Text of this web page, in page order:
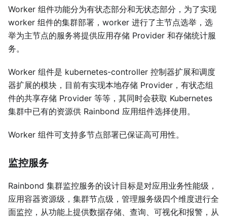
Worker 组件功能分为有状态部分和无状态部分，为了实现
worker 组件的集群部署，worker 进行了主节点选举，选
举为主节点的服务将提供应用存储 Provider 和存储统计服
务。
Worker 组件是 kubernetes-controller 控制器扩展和调度
器扩展的模块，目前有实现本地存储 Provider，有状态组
件的共享存储 Provider 等等，其同时会获取 Kubernetes
集群中已有的资源供 Rainbond 应用组件选择使用。
Worker 组件可支持多节点部署已保证高可用性。
监控服务
Rainbond 集群监控服务的设计目标是对应用业务性能级，
应用容器资源级，集群节点级，管理服务级四个维度进行全
面监控，从功能上提供数据存储、查询、可视化和报警，从